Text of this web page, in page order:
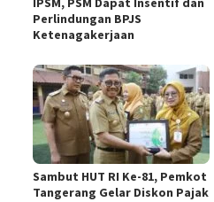
Perlindungan BPJS
Ketenagakerjaan
Sambut HUT RI Ke-81, Pemkot
Tangerang Gelar Diskon Pajak